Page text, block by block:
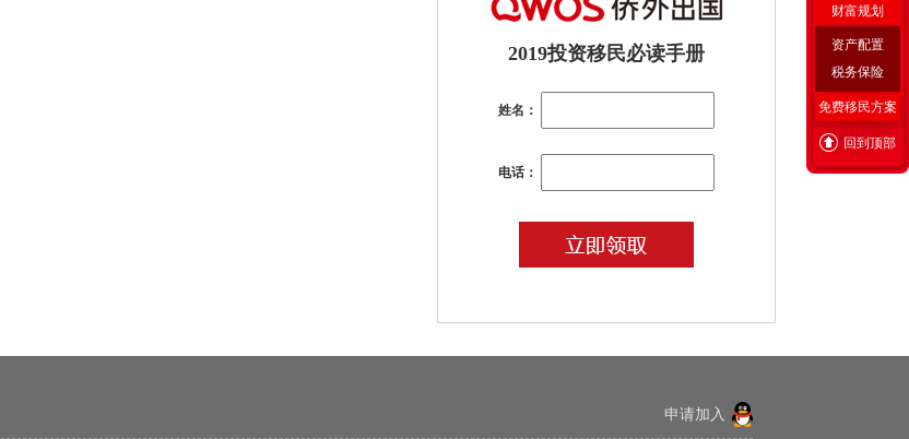
2019投资移民必读手册
姓名：
电话：
申请加入
财富规划
资产配置
税务保险
免费移民方案
回到顶部